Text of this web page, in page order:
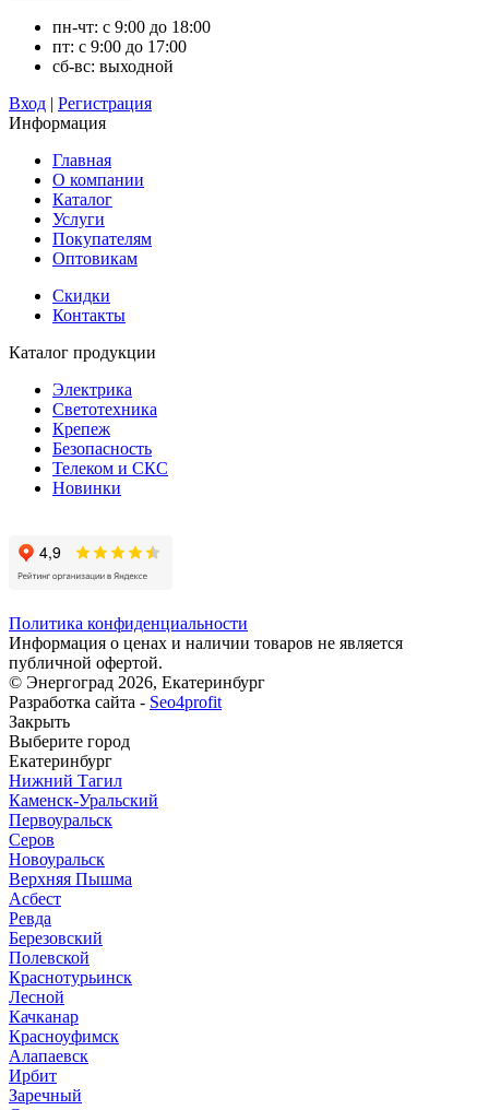
пн-чт: с 9:00 до 18:00
пт: с 9:00 до 17:00
сб-вс: выходной
Вход | Регистрация
Информация
Главная
О компании
Каталог
Услуги
Покупателям
Оптовикам
Скидки
Контакты
Каталог продукции
Электрика
Светотехника
Крепеж
Безопасность
Телеком и СКС
Новинки
Политика конфиденциальности
Информация о ценах и наличии товаров не является
публичной офертой.
© Энергоград 2026, Екатеринбург
Разработка сайта - Seo4profit
Закрыть
Выберите город
Екатеринбург
Нижний Тагил
Каменск-Уральский
Первоуральск
Серов
Новоуральск
Верхняя Пышма
Асбест
Ревда
Березовский
Полевской
Краснотурьинск
Лесной
Качканар
Красноуфимск
Алапаевск
Ирбит
Заречный